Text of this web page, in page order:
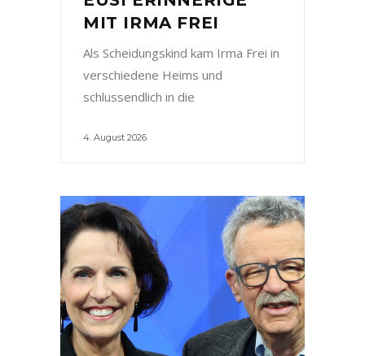
MIT IRMA FREI
Als Scheidungskind kam Irma Frei in
verschiedene Heims und
schlussendlich in die
4. August 2026